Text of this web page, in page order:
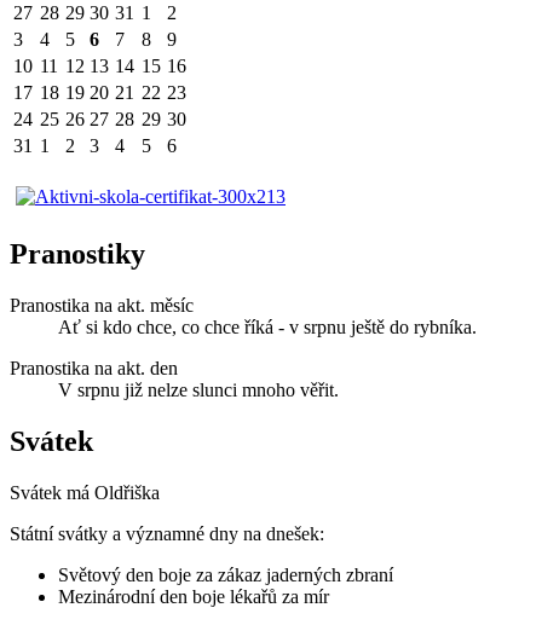
27 28 29 30 31 1
2
3
4 5 6 7 8
9
10 11 12 13 14 15 16
17 18 19 20 21 22 23
24 25 26 27 28 29 30
31 1 2 3 4 5 6
Pranostiky
Pranostika na akt. měsíc
Ať si kdo chce, co chce říká - v srpnu ještě do rybníka.
Pranostika na akt. den
V srpnu již nelze slunci mnoho věřit.
Svátek
Svátek má Oldřiška
Státní svátky a významné dny na dnešek:
Světový den boje za zákaz jaderných zbraní
Mezinárodní den boje lékařů za mír